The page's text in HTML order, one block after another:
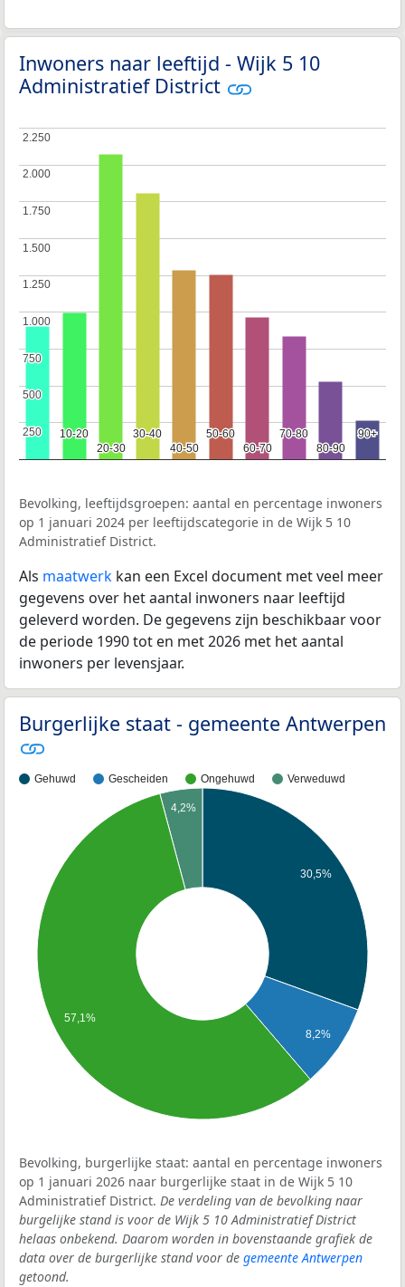
Inwoners naar leeftijd - Wijk 5 10
Administratief District
10-20
10-20
20-30
20-30
30-40
30-40
40-50
40-50
50-60
50-60
60-70
60-70
70-80
70-80
80-90
80-90
90+
90+
250
250
500
500
750
750
1.000
1.000
1.250
1.250
1.500
1.500
1.750
1.750
2.000
2.000
2.250
2.250
Bevolking, leeftijdsgroepen: aantal en percentage inwoners
op 1 januari 2024 per leeftijdscategorie in de Wijk 5 10
Administratief District.
Als maatwerk kan een Excel document met veel meer
gegevens over het aantal inwoners naar leeftijd
geleverd worden. De gegevens zijn beschikbaar voor
de periode 1990 tot en met 2026 met het aantal
inwoners per levensjaar.
Burgerlijke staat - gemeente Antwerpen
Gehuwd Gescheiden Ongehuwd Verweduwd
30,5%
8,2%
4,2%
57,1%
Bevolking, burgerlijke staat: aantal en percentage inwoners
op 1 januari 2026 naar burgerlijke staat in de Wijk 5 10
Administratief District. De verdeling van de bevolking naar
burgelijke stand is voor de Wijk 5 10 Administratief District
helaas onbekend. Daarom worden in bovenstaande grafiek de
data over de burgerlijke stand voor de gemeente Antwerpen
getoond.